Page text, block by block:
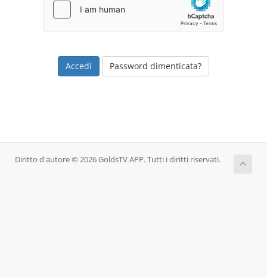
Password dimenticata?
Diritto d'autore © 2026 GoldsTV APP. Tutti i diritti riservati.